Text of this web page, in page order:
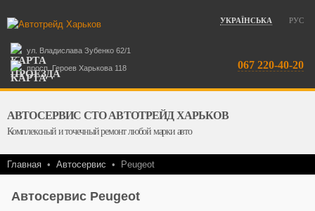
ул. Владислава Зубенко 62/1
просп. Героев Харькова 118
УКРАЇНСЬКА РУС
067 220-40-20
АВТОСЕРВИС СТО АВТОТРЕЙД ХАРЬКОВ
Комплексный и точечный ремонт любой марки авто
Главная • Автосервис • Peugeot
Автосервис Peugeot